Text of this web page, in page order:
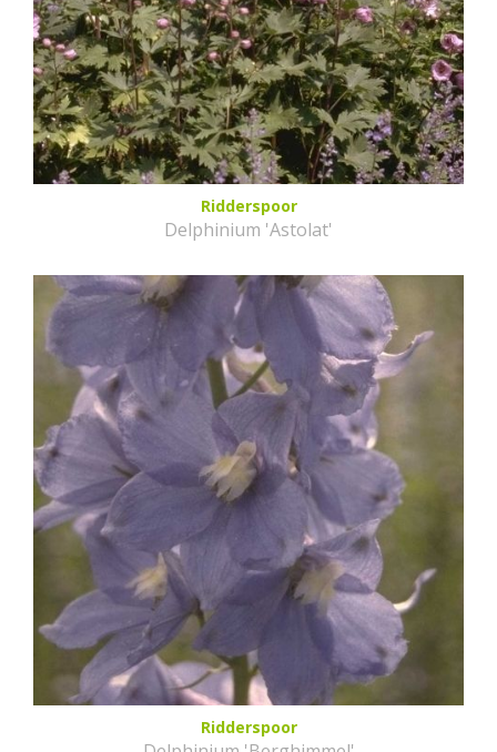
Ridderspoor
Delphinium 'Astolat'
Ridderspoor